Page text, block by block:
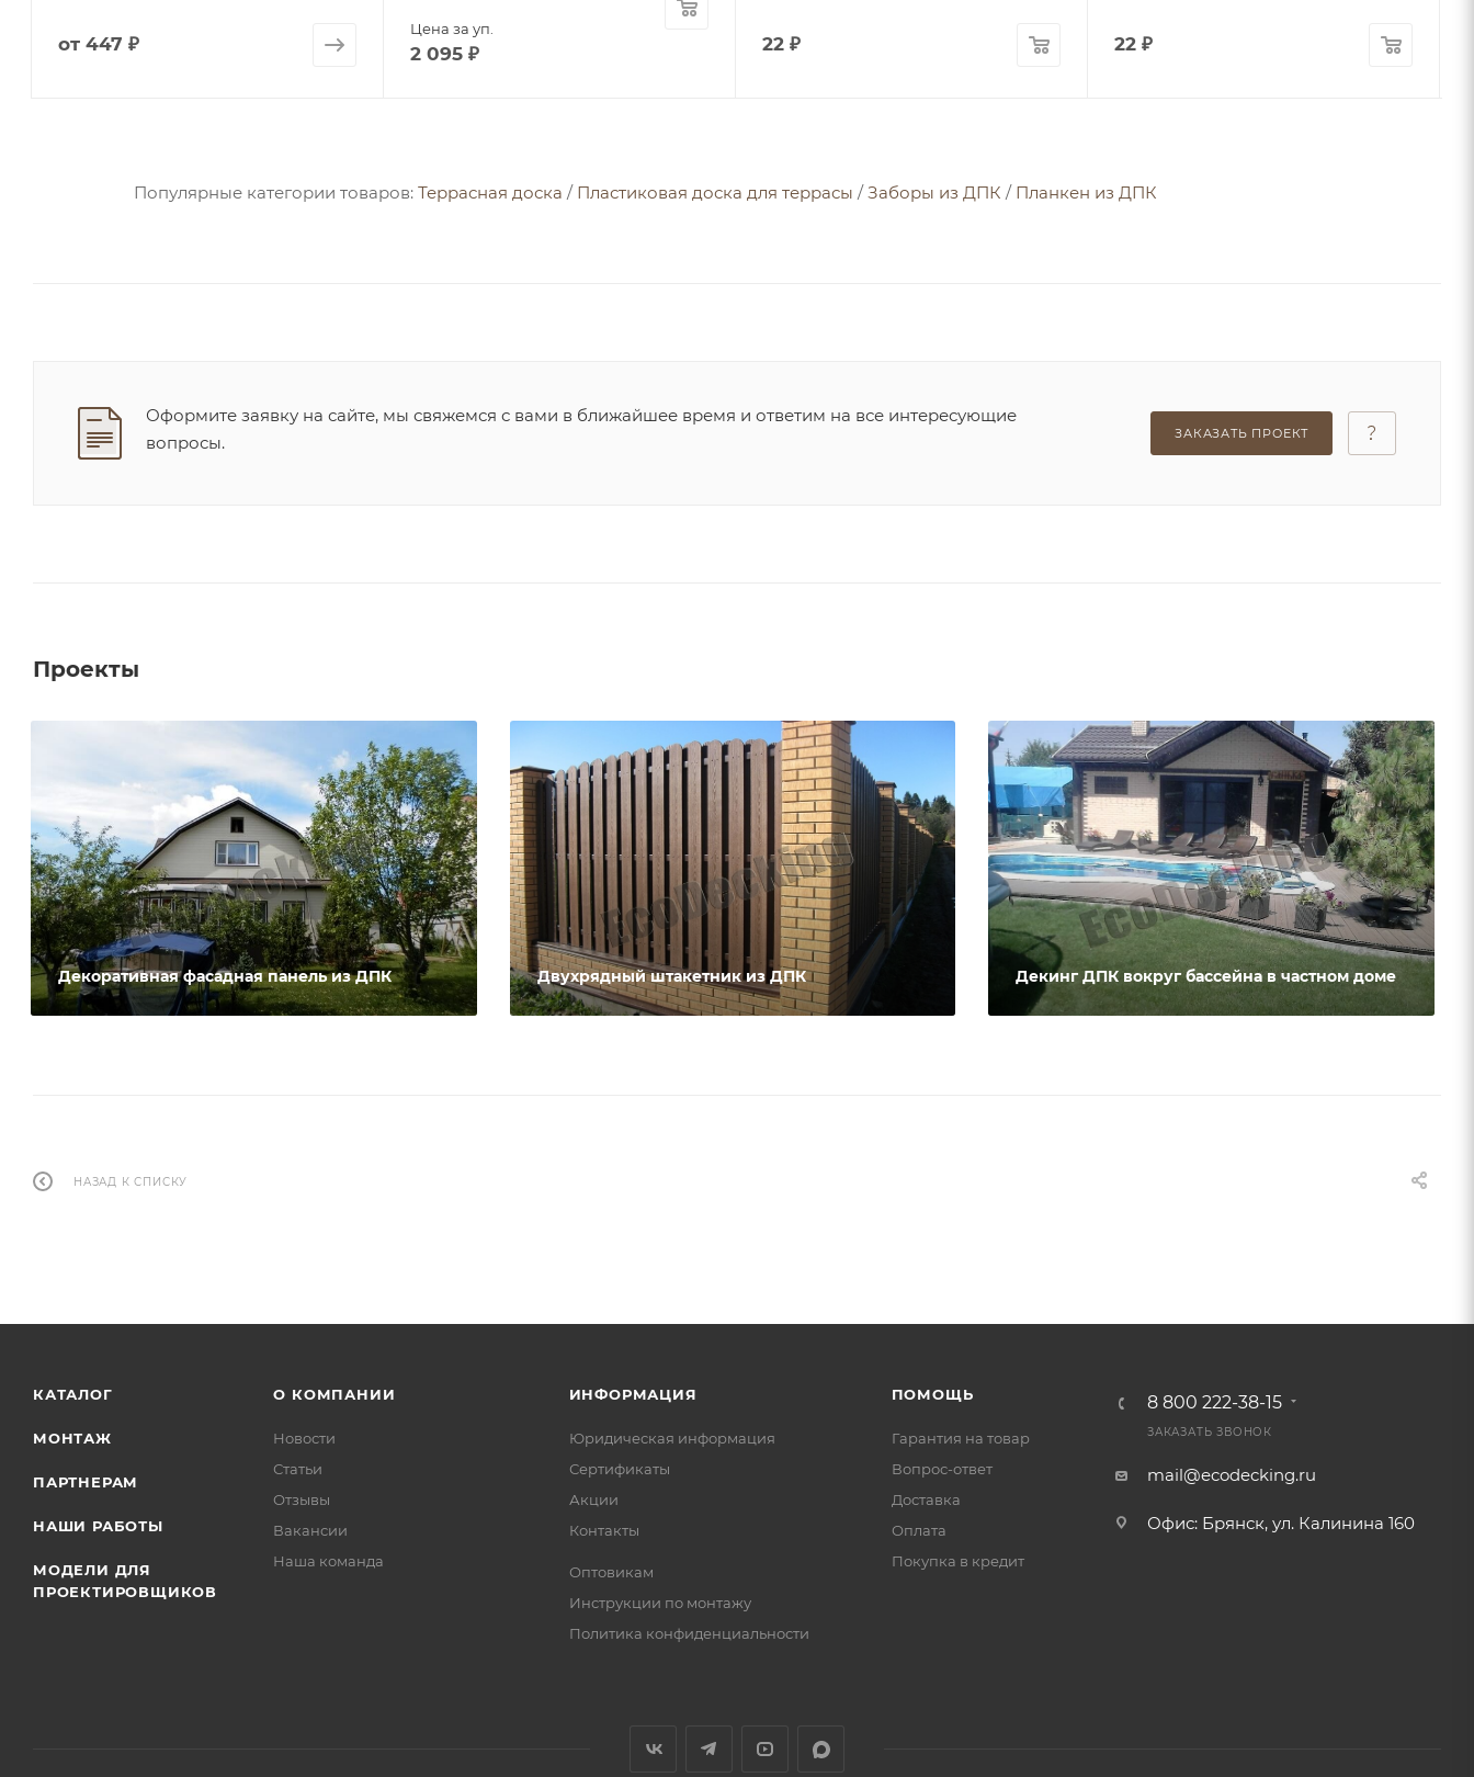
от 447 ₽
Цена за уп.
2 095 ₽ 22 ₽ 22 ₽
Популярные категории товаров: Террасная доска / Пластиковая доска для террасы / Заборы из ДПК / Планкен из ДПК
Оформите заявку на сайте, мы свяжемся с вами в ближайшее время и ответим на все интересующие
вопросы.
ЗАКАЗАТЬ ПРОЕКТ
Проекты
Декоративная фасадная панель из ДПК Двухрядный штакетник из ДПК Декинг ДПК вокруг бассейна в частном доме
НАЗАД К СПИСКУ
КАТАЛОГ
МОНТАЖ
ПАРТНЕРАМ
НАШИ РАБОТЫ
МОДЕЛИ ДЛЯ
ПРОЕКТИРОВЩИКОВ
О КОМПАНИИ
Новости
Статьи
Отзывы
Вакансии
Наша команда
ИНФОРМАЦИЯ
Юридическая информация
Сертификаты
Акции
Контакты
Оптовикам
Инструкции по монтажу
Политика конфиденциальности
ПОМОЩЬ
Гарантия на товар
Вопрос-ответ
Доставка
Оплата
Покупка в кредит
8 800 222-38-15
ЗАКАЗАТЬ ЗВОНОК
mail@ecodecking.ru
Офис: Брянск, ул. Калинина 160